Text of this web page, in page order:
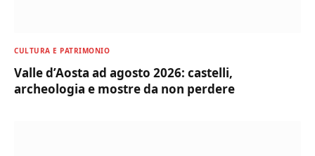
CULTURA E PATRIMONIO
Valle d’Aosta ad agosto 2026: castelli,
archeologia e mostre da non perdere